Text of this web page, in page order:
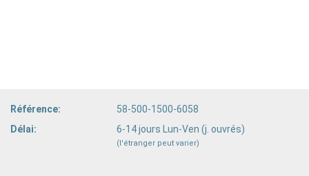
Référence:
58-500-1500-6058
Délai:
6-14 jours Lun-Ven (j. ouvrés)
(l'étranger peut varier)